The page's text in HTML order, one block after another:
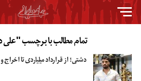
تمام مطالب با برچسب
دشتی؛ از قرارداد میلیاردی تا